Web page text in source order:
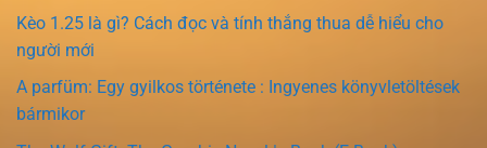
Kèo 1.25 là gì? Cách đọc và tính thắng thua dễ hiểu cho
người mới
A parfüm: Egy gyilkos története : Ingyenes könyvletöltések
bármikor